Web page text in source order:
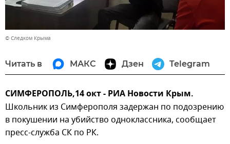
© Следком Крыма
Читать в МАКС Дзен Telegram
СИМФЕРОПОЛЬ,14 окт - РИА Новости Крым.
Школьник из Симферополя задержан по подозрению
в покушении на убийство одноклассника, сообщает
пресс-служба СК по РК.